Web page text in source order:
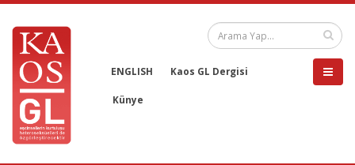
ENGLISH Kaos GL Dergisi
Künye